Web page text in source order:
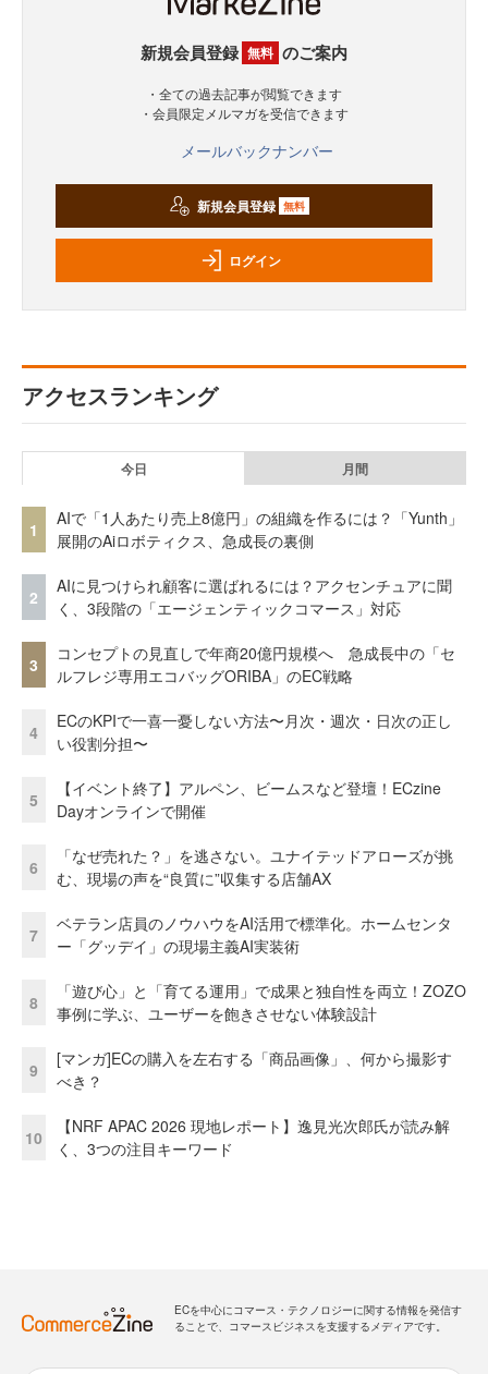
新規会員登録 無料 のご案内
・全ての過去記事が閲覧できます
・会員限定メルマガを受信できます
メールバックナンバー
新規会員登録 無料
ログイン
アクセスランキング
今日 月間
1
AIで「1人あたり売上8億円」の組織を作るには？「Yunth」
展開のAiロボティクス、急成長の裏側
2
AIに見つけられ顧客に選ばれるには？アクセンチュアに聞
く、3段階の「エージェンティックコマース」対応
3
コンセプトの見直しで年商20億円規模へ 急成長中の「セ
ルフレジ専用エコバッグORIBA」のEC戦略
4
ECのKPIで一喜一憂しない方法〜月次・週次・日次の正し
い役割分担〜
5
【イベント終了】アルペン、ビームスなど登壇！ECzine
Dayオンラインで開催
6
「なぜ売れた？」を逃さない。ユナイテッドアローズが挑
む、現場の声を“良質に”収集する店舗AX
7
ベテラン店員のノウハウをAI活用で標準化。ホームセンタ
ー「グッデイ」の現場主義AI実装術
8
「遊び心」と「育てる運用」で成果と独自性を両立！ZOZO
事例に学ぶ、ユーザーを飽きさせない体験設計
9
[マンガ]ECの購入を左右する「商品画像」、何から撮影す
べき？
10
【NRF APAC 2026 現地レポート】逸見光次郎氏が読み解
く、3つの注目キーワード
ECを中心にコマース・テクノロジーに関する情報を発信す
ることで、コマースビジネスを支援するメディアです。